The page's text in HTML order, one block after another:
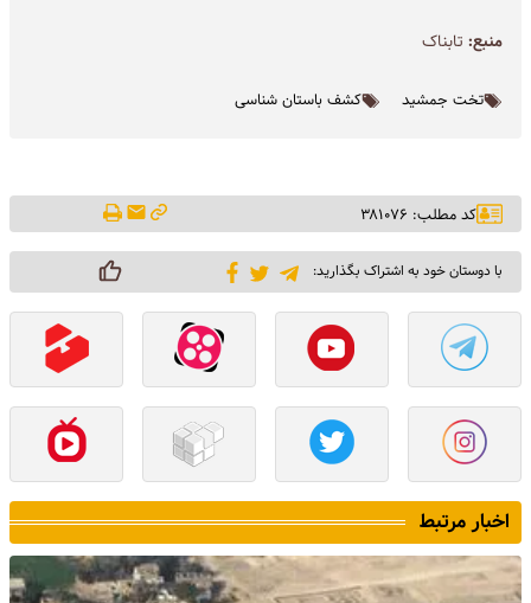
منبع: تابناک
تخت جمشید کشف باستان شناسی
کد مطلب: ۳۸۱۰۷۶
با دوستان خود به اشتراک بگذارید:
اخبار مرتبط